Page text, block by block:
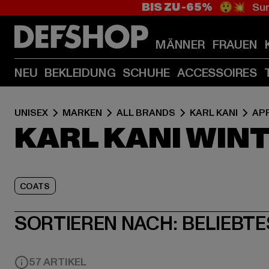
BIS ZU -65% 😲💥
MÄNNER FRAUEN
NEU BEKLEIDUNG SCHUHE ACCESSOIRES
UNISEX MARKEN ALL BRANDS KARL KANI
KARL KANI
COATS
SORTIEREN NACH:
57 ARTIKEL